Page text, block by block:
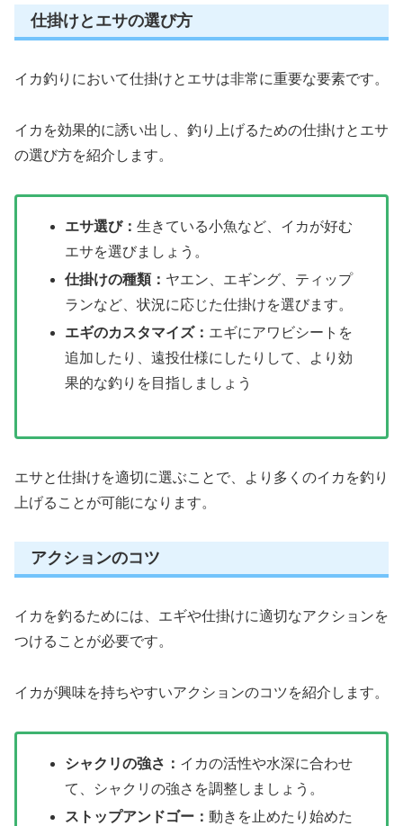
仕掛けとエサの選び方
イカ釣りにおいて仕掛けとエサは非常に重要な要素です。
イカを効果的に誘い出し、釣り上げるための仕掛けとエサ
の選び方を紹介します。
エサ選び：生きている小魚など、イカが好む
エサを選びましょう。
仕掛けの種類： ヤエン、エギング、ティップ
ランなど、状況に応じた仕掛けを選びます。
エギのカスタマイズ： エギにアワビシートを
追加したり、遠投仕様にしたりして、より効
果的な釣りを目指しましょう
エサと仕掛けを適切に選ぶことで、より多くのイカを釣り
上げることが可能になります。
アクションのコツ
イカを釣るためには、エギや仕掛けに適切なアクションを
つけることが必要です。
イカが興味を持ちやすいアクションのコツを紹介します。
シャクリの強さ： イカの活性や水深に合わせ
て、シャクリの強さを調整しましょう。
ストップアンドゴー：動きを止めたり始めた